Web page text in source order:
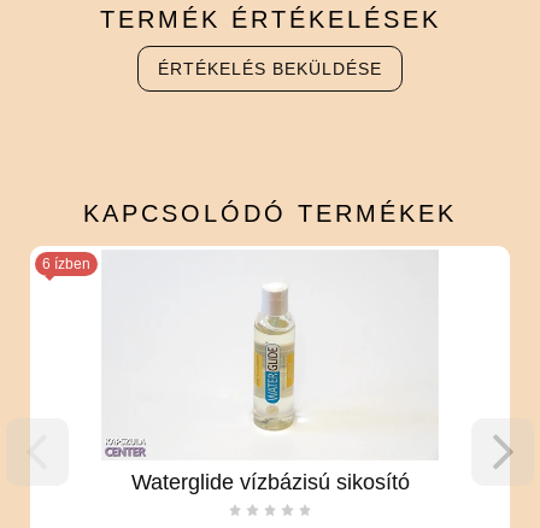
TERMÉK ÉRTÉKELÉSEK
ÉRTÉKELÉS BEKÜLDÉSE
KAPCSOLÓDÓ TERMÉKEK
6 ízben
Waterglide vízbázisú sikosító